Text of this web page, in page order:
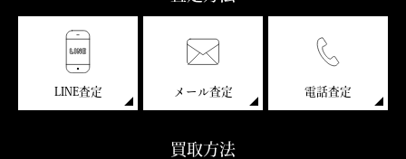
LINE査定 メール査定 電話査定
買取方法